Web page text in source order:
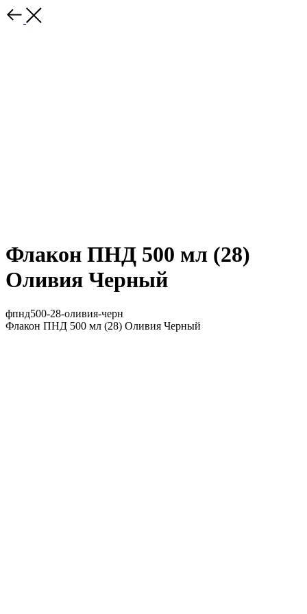
Флакон ПНД 500 мл (28)
Оливия Черный
фпнд500-28-оливия-черн
Флакон ПНД 500 мл (28) Оливия Черный